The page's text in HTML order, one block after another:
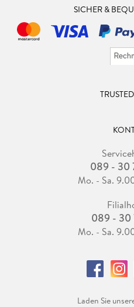
SICHER &
089 - 30
Mo. - Sa.
089 - 30
Mo. - Sa.
Laden Sie